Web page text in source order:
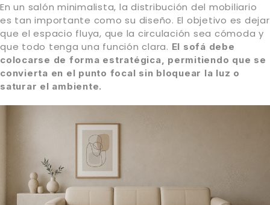
En un salón minimalista, la distribución del mobiliario
es tan importante como su diseño. El objetivo es dejar
que el espacio fluya, que la circulación sea cómoda y
que todo tenga una función clara. El sofá debe
colocarse de forma estratégica, permitiendo que se
convierta en el punto focal sin bloquear la luz o
saturar el ambiente.